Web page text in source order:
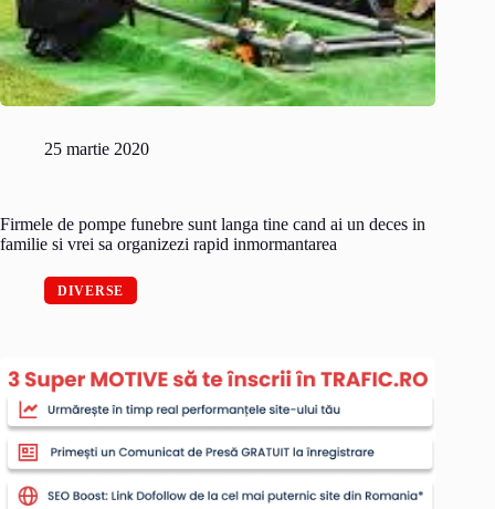
25 martie 2020
Firmele de pompe funebre sunt langa tine cand ai un deces in
familie si vrei sa organizezi rapid inmormantarea
DIVERSE